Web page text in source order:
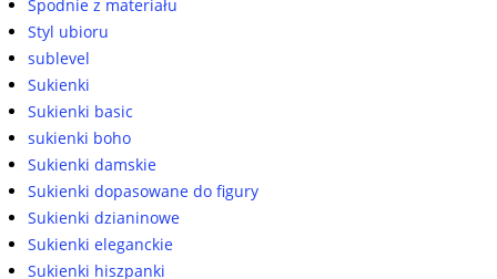
Spodnie z materiału
Styl ubioru
sublevel
Sukienki
Sukienki basic
sukienki boho
Sukienki damskie
Sukienki dopasowane do figury
Sukienki dzianinowe
Sukienki eleganckie
Sukienki hiszpanki